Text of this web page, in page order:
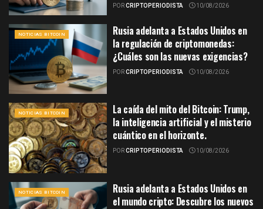
PORCRIPTOPERIODISTA 10/08/2026
NOTICIAS BITCOIN
Rusia adelanta a Estados Unidos en
la regulación de criptomonedas:
¿Cuáles son las nuevas exigencias?
PORCRIPTOPERIODISTA 10/08/2026
NOTICIAS BITCOIN
La caída del mito del Bitcoin: Trump,
la inteligencia artificial y el misterio
cuántico en el horizonte.
PORCRIPTOPERIODISTA 10/08/2026
NOTICIAS BITCOIN
Rusia adelanta a Estados Unidos en
el mundo cripto: Descubre los nuevos